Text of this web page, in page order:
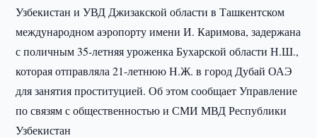
Узбекистан и УВД Джизакской области в Ташкентском
международном аэропорту имени И. Каримова, задержана
с поличным 35-летняя уроженка Бухарской области Н.Ш.,
которая отправляла 21-летнюю Н.Ж. в город Дубай ОАЭ
для занятия проституцией. Об этом сообщает Управление
по связям с общественностью и СМИ МВД Республики
Узбекистан